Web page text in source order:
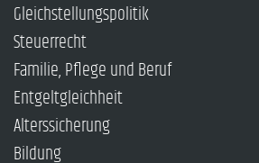
Gleichstellungspolitik
Steuerrecht
Familie, Pflege und Beruf
Entgeltgleichheit
Alterssicherung
Bildung